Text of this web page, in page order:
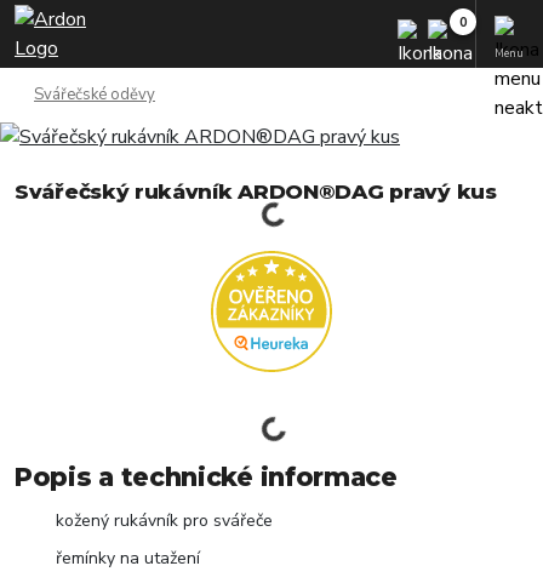
Menu
Svářečské oděvy
Svářečský rukávník ARDON®DAG pravý kus
Popis a technické informace
kožený rukávník pro svářeče
řemínky na utažení